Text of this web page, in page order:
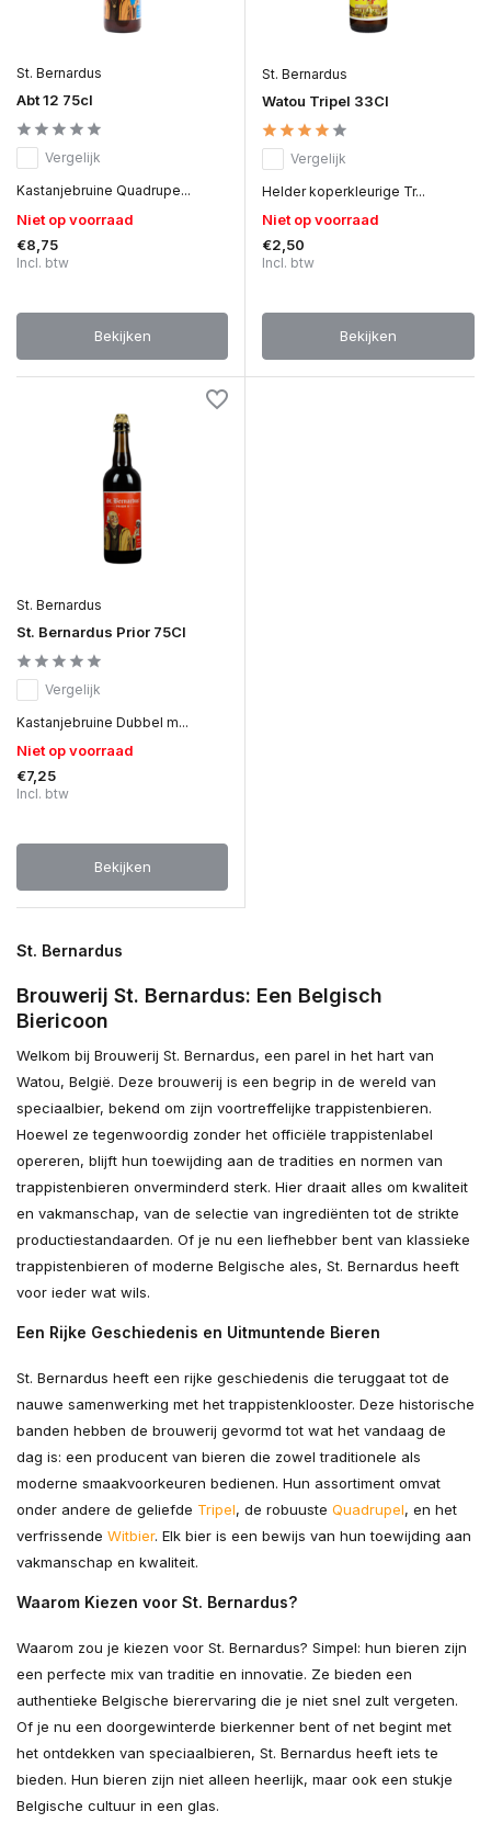
St. Bernardus
Abt 12 75cl
Vergelijk
Kastanjebruine Quadrupe...
Niet op voorraad
€8,75
Incl. btw
Bekijken
St. Bernardus
Watou Tripel 33Cl
Vergelijk
Helder koperkleurige Tr...
Niet op voorraad
€2,50
Incl. btw
Bekijken
St. Bernardus
St. Bernardus Prior 75Cl
Vergelijk
Kastanjebruine Dubbel m...
Niet op voorraad
€7,25
Incl. btw
Bekijken
St. Bernardus
Brouwerij St. Bernardus: Een Belgisch
Biericoon
Welkom bij Brouwerij St. Bernardus, een parel in het hart van
Watou, België. Deze brouwerij is een begrip in de wereld van
speciaalbier, bekend om zijn voortreffelijke trappistenbieren.
Hoewel ze tegenwoordig zonder het officiële trappistenlabel
opereren, blijft hun toewijding aan de tradities en normen van
trappistenbieren onverminderd sterk. Hier draait alles om kwaliteit
en vakmanschap, van de selectie van ingrediënten tot de strikte
productiestandaarden. Of je nu een liefhebber bent van klassieke
trappistenbieren of moderne Belgische ales, St. Bernardus heeft
voor ieder wat wils.
Een Rijke Geschiedenis en Uitmuntende Bieren
St. Bernardus heeft een rijke geschiedenis die teruggaat tot de
nauwe samenwerking met het trappistenklooster. Deze historische
banden hebben de brouwerij gevormd tot wat het vandaag de
dag is: een producent van bieren die zowel traditionele als
moderne smaakvoorkeuren bedienen. Hun assortiment omvat
onder andere de geliefde Tripel, de robuuste Quadrupel, en het
verfrissende Witbier. Elk bier is een bewijs van hun toewijding aan
vakmanschap en kwaliteit.
Waarom Kiezen voor St. Bernardus?
Waarom zou je kiezen voor St. Bernardus? Simpel: hun bieren zijn
een perfecte mix van traditie en innovatie. Ze bieden een
authentieke Belgische bierervaring die je niet snel zult vergeten.
Of je nu een doorgewinterde bierkenner bent of net begint met
het ontdekken van speciaalbieren, St. Bernardus heeft iets te
bieden. Hun bieren zijn niet alleen heerlijk, maar ook een stukje
Belgische cultuur in een glas.